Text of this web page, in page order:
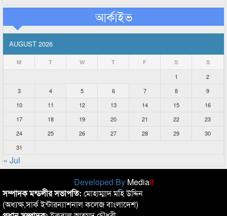
আর্কাইভ
AUGUST 2026
M T W T F S S
1
2
3
4 5 6 7 8
9
10
11 12 13 14 15
16
17
18 19 20 21 22
23
24
25 26 27 28 29
30
31
« Jul
Developed By Mediait
সম্পাদক মন্ডলীর সভাপতি: মোহাম্মাদ মহি উদ্দিন
(অধ্যক্ষ,সার্ক ইন্টারন্যাশনাল কলেজ বাংলাদেশ)